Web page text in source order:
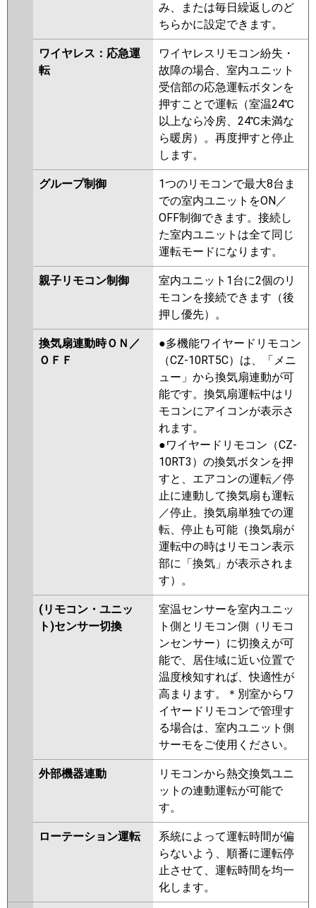
み、または毎日繰返しのど
ちらかに設定できます。
ワイヤレス：応急運
転
ワイヤレスリモコン紛失・
故障の場合、室内ユニット
受信部の応急運転ボタンを
押すことで運転（室温24℃
以上なら冷房、24℃未満な
ら暖房）。再度押すと停止
します。
グループ制御
1つのリモコンで最大8台ま
での室内ユニットをON／
OFF制御できます。接続し
た室内ユニットは全て同じ
運転モードになります。
親子リモコン制御
室内ユニット1台に2個のリ
モコンを接続できます（後
押し優先）。
換気扇連動時ＯＮ／
ＯＦＦ
●多機能ワイヤードリモコン
（CZ-10RT5C）は、「メニ
ュー」から換気扇連動が可
能です。換気扇運転中はリ
モコンにアイコンが表示さ
れます。
●ワイヤードリモコン（CZ-
10RT3）の換気ボタンを押
すと、エアコンの運転／停
止に連動して換気扇も運転
／停止。換気扇単独での運
転、停止も可能（換気扇が
運転中の時はリモコン表示
部に「換気」が表示されま
す）。
(リモコン・ユニッ
ト)センサー切換
室温センサーを室内ユニッ
ト側とリモコン側（リモコ
ンセンサー）に切換えが可
能で、居住域に近い位置で
温度検知すれば、快適性が
高まります。＊別室からワ
イヤードリモコンで管理す
る場合は、室内ユニット側
サーモをご使用ください。
外部機器連動
リモコンから熱交換気ユニ
ットの連動運転が可能で
す。
ローテーション運転
系統によって運転時間が偏
らないよう、順番に運転停
止させて、運転時間を均一
化します。